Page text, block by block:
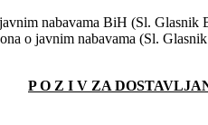
nabavama BiH (Sl.
o javnim nabavama (Sl.
P O Z I V ZA